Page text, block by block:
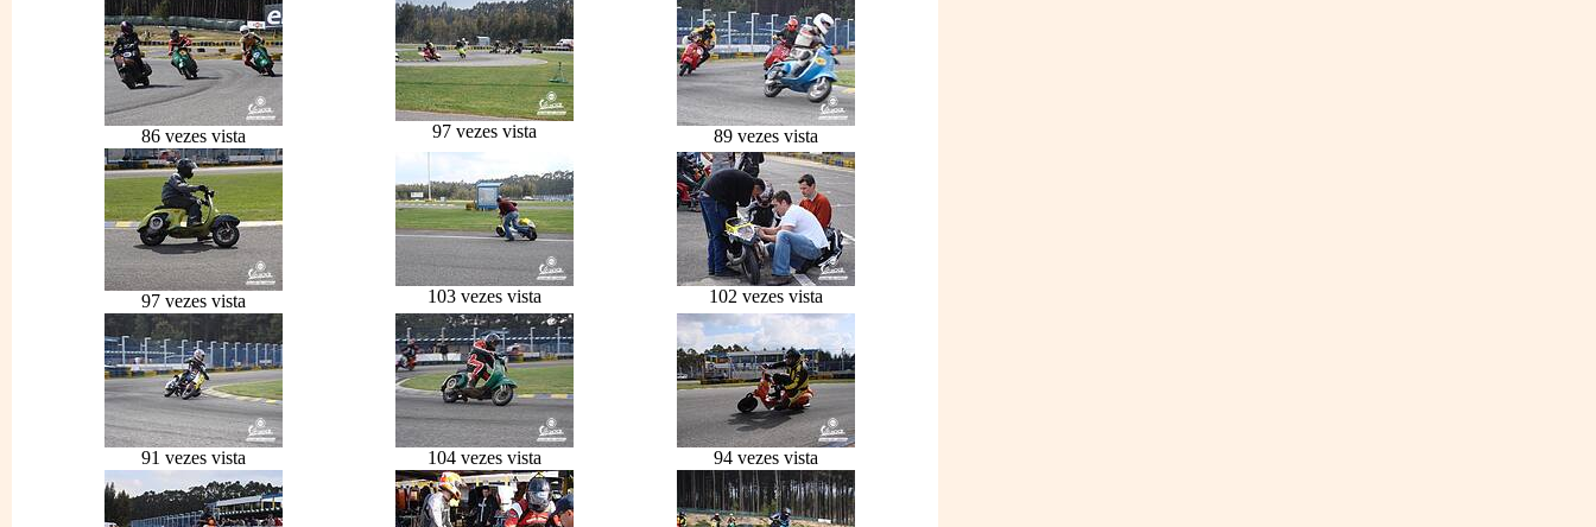
86 vezes vista 97 vezes vista 89 vezes vista
97 vezes vista 103 vezes vista 102 vezes vista
91 vezes vista 104 vezes vista 94 vezes vista